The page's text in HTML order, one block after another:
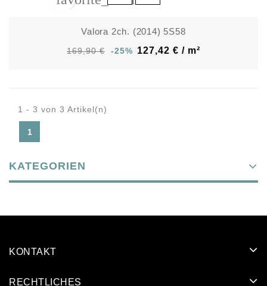
Valora 2ch. (2014) 5S58
169,90 € -25% 127,42 € / m²
1 - 3 von 3 Artikel(n)
1
KATEGORIEN
KONTAKT
RECHTLICHES